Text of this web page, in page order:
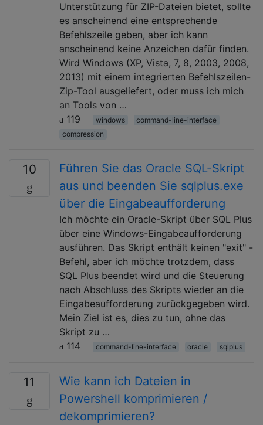
Unterstützung für ZIP-Dateien bietet, sollte
es anscheinend eine entsprechende
Befehlszeile geben, aber ich kann
anscheinend keine Anzeichen dafür finden.
Wird Windows (XP, Vista, 7, 8, 2003, 2008,
2013) mit einem integrierten Befehlszeilen-
Zip-Tool ausgeliefert, oder muss ich mich
an Tools von …
119
windows
command-line-interface
compression
10
Führen Sie das Oracle SQL-Skript
aus und beenden Sie sqlplus.exe
über die Eingabeaufforderung
Ich möchte ein Oracle-Skript über SQL Plus
über eine Windows-Eingabeaufforderung
ausführen. Das Skript enthält keinen "exit" -
Befehl, aber ich möchte trotzdem, dass
SQL Plus beendet wird und die Steuerung
nach Abschluss des Skripts wieder an die
Eingabeaufforderung zurückgegeben wird.
Mein Ziel ist es, dies zu tun, ohne das
Skript zu …
114
command-line-interface oracle sqlplus
11
Wie kann ich Dateien in
Powershell komprimieren /
dekomprimieren?